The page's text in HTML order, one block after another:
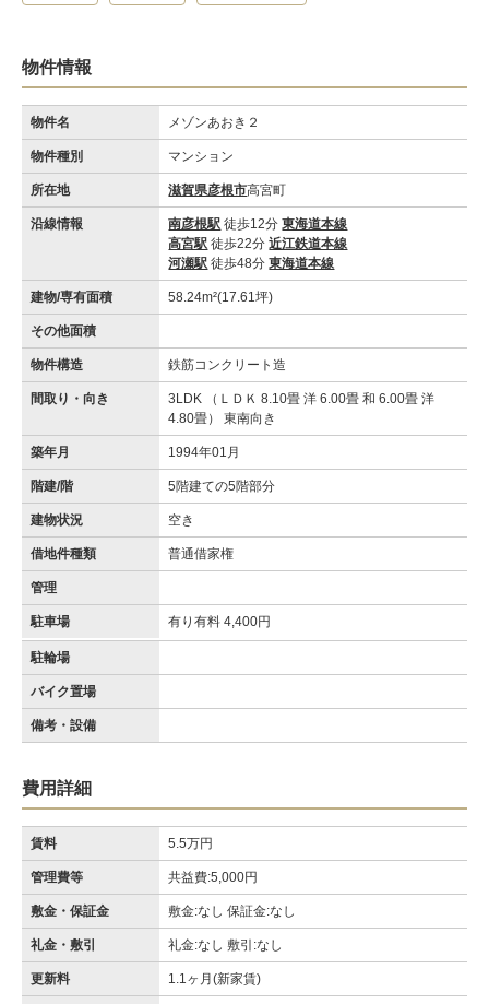
物件情報
物件名 メゾンあおき２
物件種別 マンション
所在地 滋賀県彦根市高宮町
沿線情報 南彦根駅 徒歩12分東海道本線
高宮駅 徒歩22分近江鉄道本線
河瀬駅 徒歩48分東海道本線
建物/専有面積 58.24m²(17.61坪)
その他面積
物件構造 鉄筋コンクリート造
間取り・向き
3LDK （ＬＤＫ 8.10畳 洋 6.00畳 和 6.00畳 洋
4.80畳） 東南向き
築年月 1994年01月
階建/階 5階建ての5階部分
建物状況 空き
借地件種類 普通借家権
管理
駐車場 有り有料 4,400円
駐輪場
バイク置場
備考・設備
費用詳細
賃料 5.5万円
管理費等 共益費:5,000円
敷金・保証金 敷金:なし 保証金:なし
礼金・敷引 礼金:なし 敷引:なし
更新料 1.1ヶ月(新家賃)